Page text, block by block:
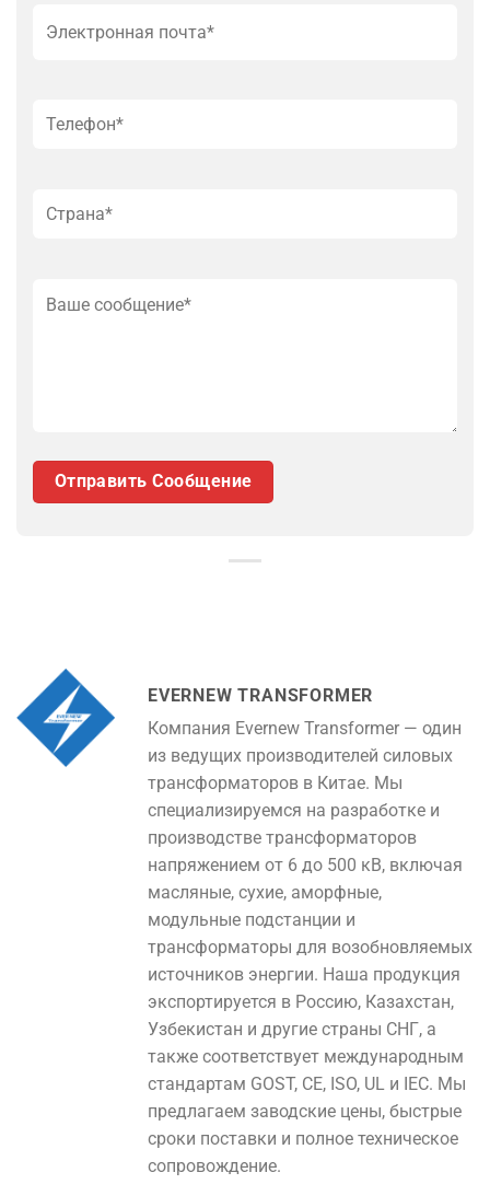
EVERNEW TRANSFORMER
Компания Evernew Transformer — один
из ведущих производителей силовых
трансформаторов в Китае. Мы
специализируемся на разработке и
производстве трансформаторов
напряжением от 6 до 500 кВ, включая
масляные, сухие, аморфные,
модульные подстанции и
трансформаторы для возобновляемых
источников энергии. Наша продукция
экспортируется в Россию, Казахстан,
Узбекистан и другие страны СНГ, а
также соответствует международным
стандартам GOST, CE, ISO, UL и IEC. Мы
предлагаем заводские цены, быстрые
сроки поставки и полное техническое
сопровождение.